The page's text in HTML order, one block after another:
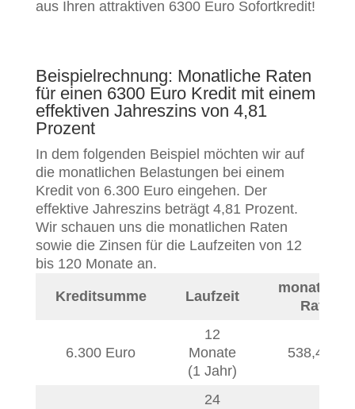
aus Ihren attraktiven 6300 Euro Sofortkredit!
Beispielrechnung: Monatliche Raten
für einen 6300 Euro Kredit mit einem
effektiven Jahreszins von 4,81
Prozent
In dem folgenden Beispiel möchten wir auf
die monatlichen Belastungen bei einem
Kredit von 6.300 Euro eingehen. Der
effektive Jahreszins beträgt 4,81 Prozent.
Wir schauen uns die monatlichen Raten
sowie die Zinsen für die Laufzeiten von 12
bis 120 Monate an.
Kreditsumme Laufzeit
monatliche
Rate
6.300 Euro
12
Monate
(1 Jahr)
538,48
24